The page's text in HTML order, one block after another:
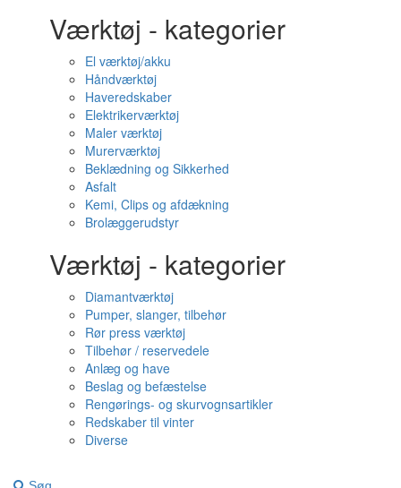
Værktøj - kategorier
El værktøj/akku
Håndværktøj
Haveredskaber
Elektrikerværktøj
Maler værktøj
Murerværktøj
Beklædning og Sikkerhed
Asfalt
Kemi, Clips og afdækning
Brolæggerudstyr
Værktøj - kategorier
Diamantværktøj
Pumper, slanger, tilbehør
Rør press værktøj
Tilbehør / reservedele
Anlæg og have
Beslag og befæstelse
Rengørings- og skurvognsartikler
Redskaber til vinter
Diverse